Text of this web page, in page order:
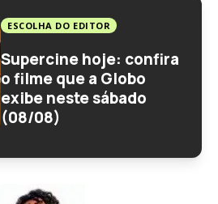
ESCOLHA DO EDITOR
Supercine hoje: confira
o filme que a Globo
exibe neste sábado
(08/08)